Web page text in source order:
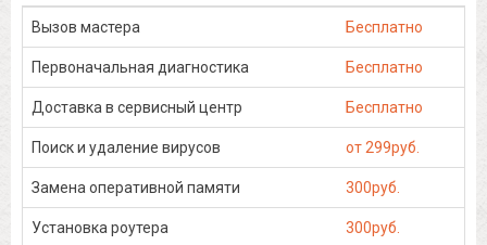
Вызов мастера Бесплатно
Первоначальная диагностика Бесплатно
Доставка в сервисный центр Бесплатно
Поиск и удаление вирусов от 299руб.
Замена оперативной памяти 300руб.
Установка роутера 300руб.